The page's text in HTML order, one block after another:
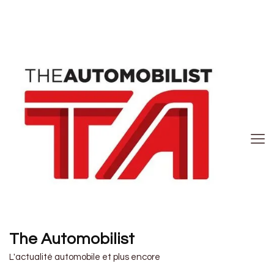
The Automobilist
L'actualité automobile et plus encore